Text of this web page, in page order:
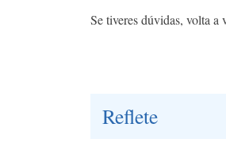
Se tiveres dúvidas, volta a
Reflete